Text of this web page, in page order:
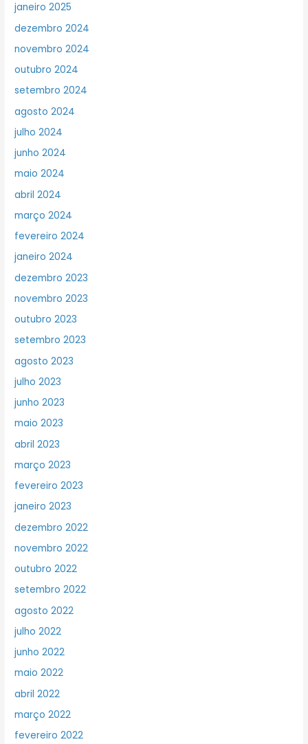
janeiro 2025
dezembro 2024
novembro 2024
outubro 2024
setembro 2024
agosto 2024
julho 2024
junho 2024
maio 2024
abril 2024
março 2024
fevereiro 2024
janeiro 2024
dezembro 2023
novembro 2023
outubro 2023
setembro 2023
agosto 2023
julho 2023
junho 2023
maio 2023
abril 2023
março 2023
fevereiro 2023
janeiro 2023
dezembro 2022
novembro 2022
outubro 2022
setembro 2022
agosto 2022
julho 2022
junho 2022
maio 2022
abril 2022
março 2022
fevereiro 2022